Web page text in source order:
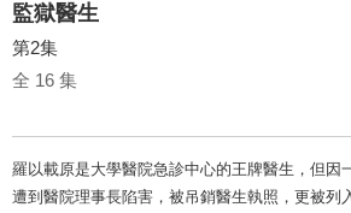
監獄醫生
第2集
全 16 集
羅以載原是大學醫院急診中心的王牌醫生，但因
遭到醫院理事長陷害，被吊銷醫生執照，更被列